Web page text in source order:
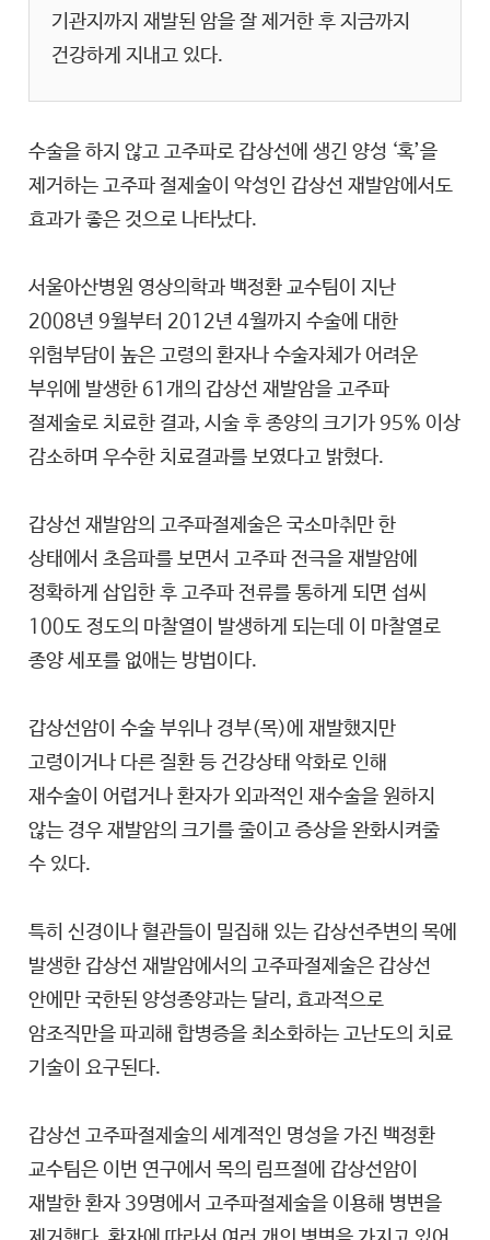
기관지까지 재발된 암을 잘 제거한 후 지금까지
건강하게 지내고 있다.
수술을 하지 않고 고주파로 갑상선에 생긴 양성 ‘혹’을
제거하는 고주파 절제술이 악성인 갑상선 재발암에서도
효과가 좋은 것으로 나타났다.
서울아산병원 영상의학과 백정환 교수팀이 지난
2008년 9월부터 2012년 4월까지 수술에 대한
위험부담이 높은 고령의 환자나 수술자체가 어려운
부위에 발생한 61개의 갑상선 재발암을 고주파
절제술로 치료한 결과, 시술 후 종양의 크기가 95% 이상
감소하며 우수한 치료결과를 보였다고 밝혔다.
갑상선 재발암의 고주파절제술은 국소마취만 한
상태에서 초음파를 보면서 고주파 전극을 재발암에
정확하게 삽입한 후 고주파 전류를 통하게 되면 섭씨
100도 정도의 마찰열이 발생하게 되는데 이 마찰열로
종양 세포를 없애는 방법이다.
갑상선암이 수술 부위나 경부(목)에 재발했지만
고령이거나 다른 질환 등 건강상태 악화로 인해
재수술이 어렵거나 환자가 외과적인 재수술을 원하지
않는 경우 재발암의 크기를 줄이고 증상을 완화시켜줄
수 있다.
특히 신경이나 혈관들이 밀집해 있는 갑상선주변의 목에
발생한 갑상선 재발암에서의 고주파절제술은 갑상선
안에만 국한된 양성종양과는 달리, 효과적으로
암조직만을 파괴해 합병증을 최소화하는 고난도의 치료
기술이 요구된다.
갑상선 고주파절제술의 세계적인 명성을 가진 백정환
교수팀은 이번 연구에서 목의 림프절에 갑상선암이
재발한 환자 39명에서 고주파절제술을 이용해 병변을